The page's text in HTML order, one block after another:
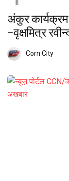
अंकुर कार्यक्रम
-वृक्षमित्र
Corn City